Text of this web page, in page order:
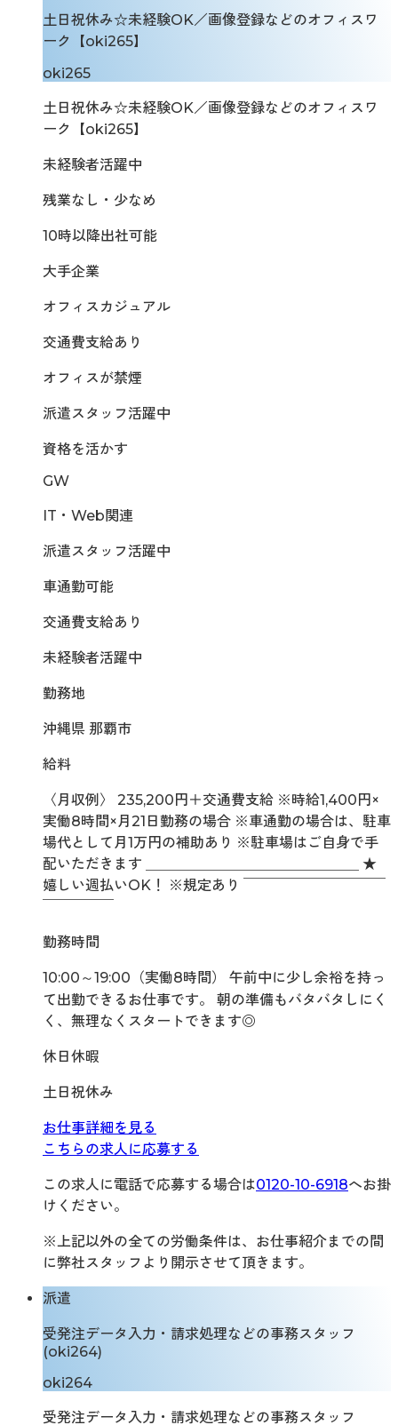
土日祝休み☆未経験OK／画像登録などのオフィスワ
ーク【oki265】
oki265
土日祝休み☆未経験OK／画像登録などのオフィスワ
ーク【oki265】
未経験者活躍中
残業なし・少なめ
10時以降出社可能
大手企業
オフィスカジュアル
交通費支給あり
オフィスが禁煙
派遣スタッフ活躍中
資格を活かす
GW
IT・Web関連
派遣スタッフ活躍中
車通勤可能
交通費支給あり
未経験者活躍中
勤務地
沖縄県 那覇市
給料
〈月収例〉 235,200円＋交通費支給 ※時給1,400円×
実働8時間×月21日勤務の場合 ※車通勤の場合は、駐車
場代として月1万円の補助あり ※駐車場はご自身で手
配いただきます ＿＿＿＿＿＿＿＿＿＿＿＿＿＿＿ ★
嬉しい週払いOK！ ※規定あり ￣￣￣￣￣￣￣￣￣￣
勤務時間
10:00～19:00（実働8時間） 午前中に少し余裕を持っ
て出勤できるお仕事です。 朝の準備もバタバタしにく
く、無理なくスタートできます◎
休日休暇
土日祝休み
お仕事詳細を見る
こちらの求人に応募する
この求人に電話で応募する場合は0120-10-6918へお掛
けください。
※上記以外の全ての労働条件は、お仕事紹介までの間
に弊社スタッフより開示させて頂きます。
派遣
受発注データ入力・請求処理などの事務スタッフ
(oki264)
oki264
受発注データ入力・請求処理などの事務スタッフ